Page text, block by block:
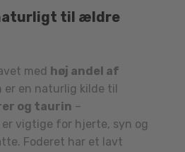
til ældre
med høj andel af
er en naturlig kilde til
og taurin –
vigtige for hjerte, syn og
Foderet har et lavt